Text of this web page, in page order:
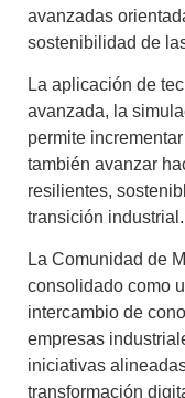
avanzadas
sostenibilidad de
La aplicación de
avanzada, la
permite
también avanzar
resilientes,
transición industrial.
La Comunidad de
consolidado como
intercambio de
empresas
iniciativas
transformación